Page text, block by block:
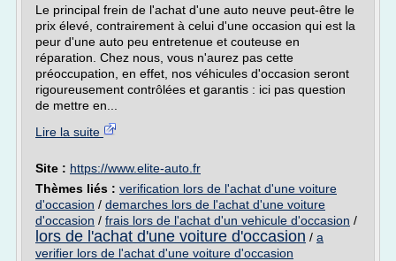
Le principal frein de l'achat d'une auto neuve peut-être le
prix élevé, contrairement à celui d'une occasion qui est la
peur d'une auto peu entretenue et couteuse en
réparation. Chez nous, vous n'aurez pas cette
préoccupation, en effet, nos véhicules d'occasion seront
rigoureusement contrôlées et garantis : ici pas question
de mettre en...
Lire la suite
Site : https://www.elite-auto.fr
Thèmes liés : verification lors de l'achat d'une voiture
d'occasion / demarches lors de l'achat d'une voiture
d'occasion / frais lors de l'achat d'un vehicule d'occasion /
lors de l'achat d'une voiture d'occasion / a
verifier lors de l'achat d'une voiture d'occasion